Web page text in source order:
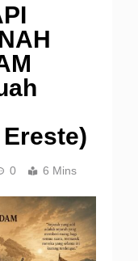
0 6 Mins